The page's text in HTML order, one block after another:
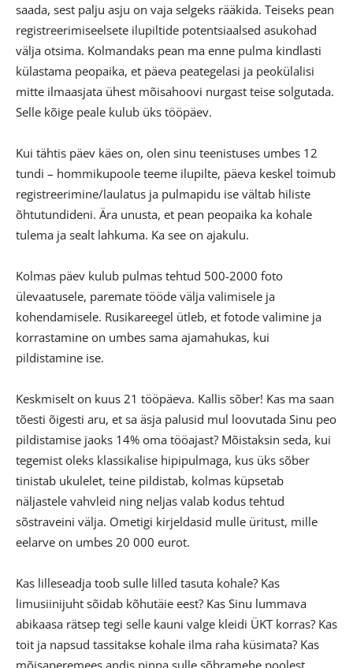
saada, sest palju asju on vaja selgeks rääkida. Teiseks pean
registreerimiseelsete ilupiltide potentsiaalsed asukohad
välja otsima. Kolmandaks pean ma enne pulma kindlasti
külastama peopaika, et päeva peategelasi ja peokülalisi
mitte ilmaasjata ühest mõisahoovi nurgast teise solgutada.
Selle kõige peale kulub üks tööpäev.
Kui tähtis päev käes on, olen sinu teenistuses umbes 12
tundi – hommikupoole teeme ilupilte, päeva keskel toimub
registreerimine/laulatus ja pulmapidu ise vältab hiliste
õhtutundideni. Ära unusta, et pean peopaika ka kohale
tulema ja sealt lahkuma. Ka see on ajakulu.
Kolmas päev kulub pulmas tehtud 500-2000 foto
ülevaatusele, paremate tööde välja valimisele ja
kohendamisele. Rusikareegel ütleb, et fotode valimine ja
korrastamine on umbes sama ajamahukas, kui
pildistamine ise.
Keskmiselt on kuus 21 tööpäeva. Kallis sõber! Kas ma saan
tõesti õigesti aru, et sa äsja palusid mul loovutada Sinu peo
pildistamise jaoks 14% oma tööajast? Mõistaksin seda, kui
tegemist oleks klassikalise hipipulmaga, kus üks sõber
tinistab ukulelet, teine pildistab, kolmas küpsetab
näljastele vahvleid ning neljas valab kodus tehtud
sõstraveini välja. Ometigi kirjeldasid mulle üritust, mille
eelarve on umbes 20 000 eurot.
Kas lilleseadja toob sulle lilled tasuta kohale? Kas
limusiinijuht sõidab kõhutäie eest? Kas Sinu lummava
abikaasa rätsep tegi selle kauni valge kleidi ÜKT korras? Kas
toit ja napsud tassitakse kohale ilma raha küsimata? Kas
mõisaperemees andis pinna sulle sõbramehe poolest